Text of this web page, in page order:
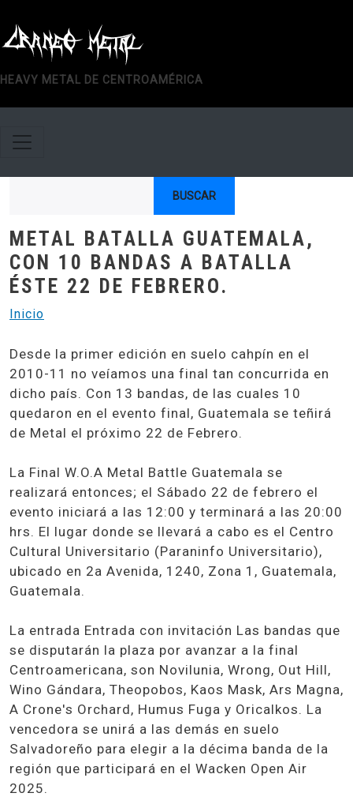
HEAVY METAL DE CENTROAMÉRICA
METAL BATALLA GUATEMALA,
CON 10 BANDAS A BATALLA
ÉSTE 22 DE FEBRERO.
Inicio
Desde la primer edición en suelo cahpín en el
2010-11 no veíamos una final tan concurrida en
dicho país. Con 13 bandas, de las cuales 10
quedaron en el evento final, Guatemala se teñirá
de Metal el próximo 22 de Febrero.
La Final W.O.A Metal Battle Guatemala se
realizará entonces; el Sábado 22 de febrero el
evento iniciará a las 12:00 y terminará a las 20:00
hrs. El lugar donde se llevará a cabo es el Centro
Cultural Universitario (Paraninfo Universitario),
ubicado en 2a Avenida, 1240, Zona 1, Guatemala,
Guatemala.
La entrada Entrada con invitación Las bandas que
se disputarán la plaza por avanzar a la final
Centroamericana, son Novilunia, Wrong, Out Hill,
Wino Gándara, Theopobos, Kaos Mask, Ars Magna,
A Crone's Orchard, Humus Fuga y Oricalkos. La
vencedora se unirá a las demás en suelo
Salvadoreño para elegir a la décima banda de la
región que participará en el Wacken Open Air
2025.